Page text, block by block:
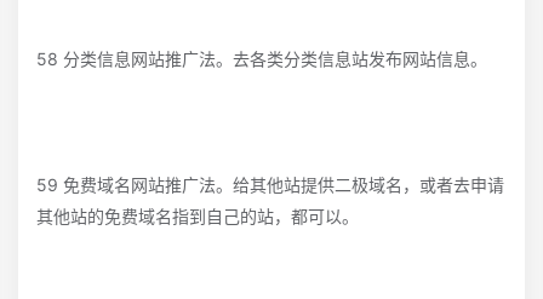
58 分类信息网站推广法。去各类分类信息站发布网站信息。
59 免费域名网站推广法。给其他站提供二极域名，或者去申请
其他站的免费域名指到自己的站，都可以。